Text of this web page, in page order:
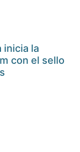
inicia la
con el sello